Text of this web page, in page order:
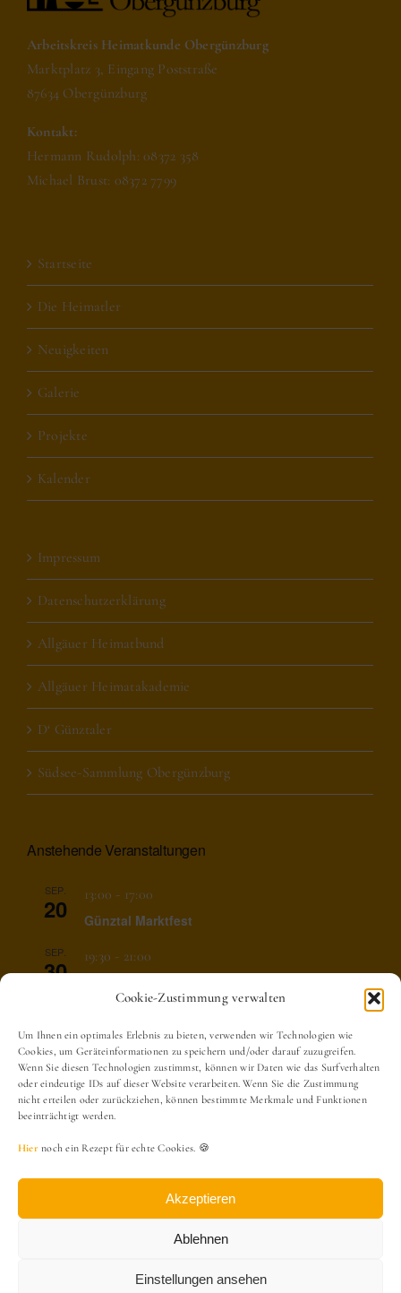
Cookie-Zustimmung verwalten
Um Ihnen ein optimales Erlebnis zu bieten, verwenden wir Technologien wie
Cookies, um Geräteinformationen zu speichern und/oder darauf zuzugreifen.
Wenn Sie diesen Technologien zustimmst, können wir Daten wie das Surfverhalten
oder eindeutige IDs auf dieser Website verarbeiten. Wenn Sie die Zustimmung
nicht erteilen oder zurückziehen, können bestimmte Merkmale und Funktionen
beeinträchtigt werden.
Hiernoch ein Rezept für echte Cookies. 🍪
Akzeptieren
Ablehnen
Einstellungen ansehen
Arbeitskreis Heimatkunde Obergünzburg
Marktplatz 3, Eingang Poststraße
87634 Obergünzburg
Kontakt:
Hermann Rudolph: 08372 358
Michael Brust: 08372 7799
Startseite
Die Heimatler
Neuigkeiten
Galerie
Projekte
Kalender
Impressum
Datenschutzerklärung
Allgäuer Heimatbund
Allgäuer Heimatakademie
D‘ Günztaler
Südsee-Sammlung Obergünzburg
Anstehende Veranstaltungen
SEP.
20 13:00 - 17:00
Günztal Marktfest
SEP.
30 19:30 - 21:00
3
Ausflug zur Streuobstwiese
Kalender anzeigen